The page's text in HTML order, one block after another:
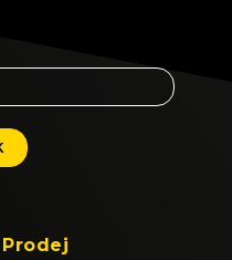
Prodej